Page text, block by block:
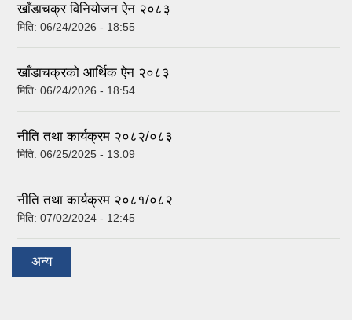
खाँडाचक्र विनियोजन ऐन २०८३
मिति: 06/24/2026 - 18:55
खाँडाचक्रको आर्थिक ऐन २०८३
मिति: 06/24/2026 - 18:54
नीति तथा कार्यक्रम २०८२/०८३
मिति: 06/25/2025 - 13:09
नीति तथा कार्यक्रम २०८१/०८२
मिति: 07/02/2024 - 12:45
अन्य